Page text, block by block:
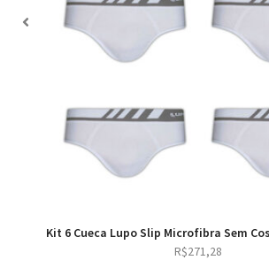
Kit 6 Cueca Lupo Slip Microfibra Sem
R$271,28